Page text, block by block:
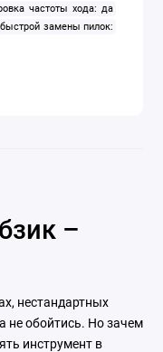
частоты хода: да
замены пилок:
–
нестандартных
не обойтись. Но зачем
инструмент в